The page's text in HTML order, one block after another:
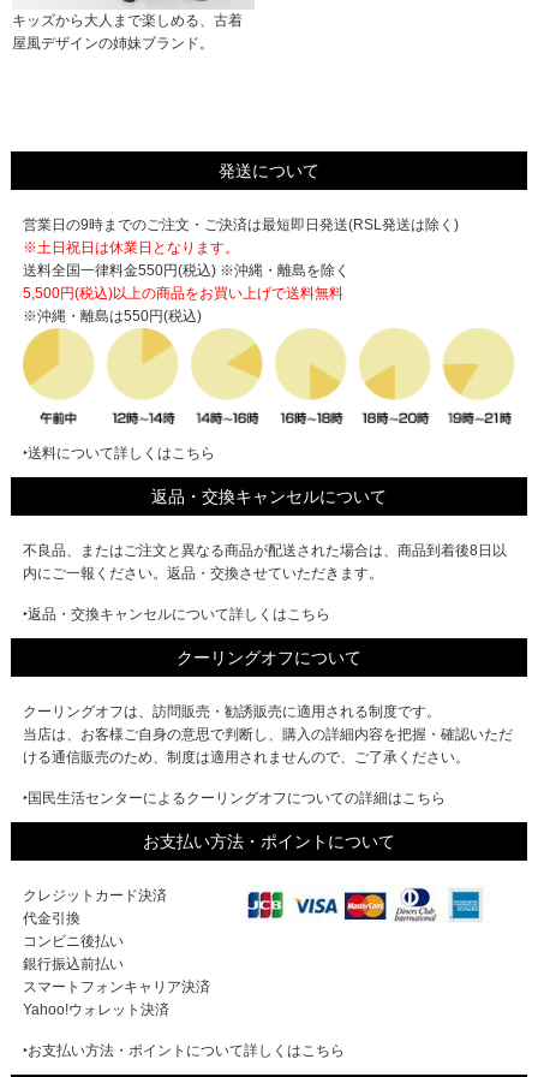
キッズから大人まで楽しめる、古着
屋風デザインの姉妹ブランド。
発送について
営業日の9時までのご注文・ご決済は最短即日発送(RSL発送は除く)
※土日祝日は休業日となります。
送料全国一律料金550円(税込) ※沖縄・離島を除く
5,500円(税込)以上の商品をお買い上げで送料無料
※沖縄・離島は550円(税込)
‣送料について詳しくはこちら
返品・交換キャンセルについて
不良品、またはご注文と異なる商品が配送された場合は、商品到着後8日以
内にご一報ください。返品・交換させていただきます。
‣返品・交換キャンセルについて詳しくはこちら
クーリングオフについて
クーリングオフは、訪問販売・勧誘販売に適用される制度です。
当店は、お客様ご自身の意思で判断し、購入の詳細内容を把握・確認いただ
ける通信販売のため、制度は適用されませんので、ご了承ください。
‣国民生活センターによるクーリングオフについての詳細はこちら
お支払い方法・ポイントについて
クレジットカード決済
代金引換
コンビニ後払い
銀行振込前払い
スマートフォンキャリア決済
Yahoo!ウォレット決済
‣お支払い方法・ポイントについて詳しくはこちら